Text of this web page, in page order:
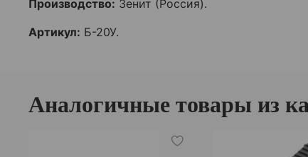
Производство: Зенит (Россия).
Артикул: Б-20У.
Аналогичные товары из